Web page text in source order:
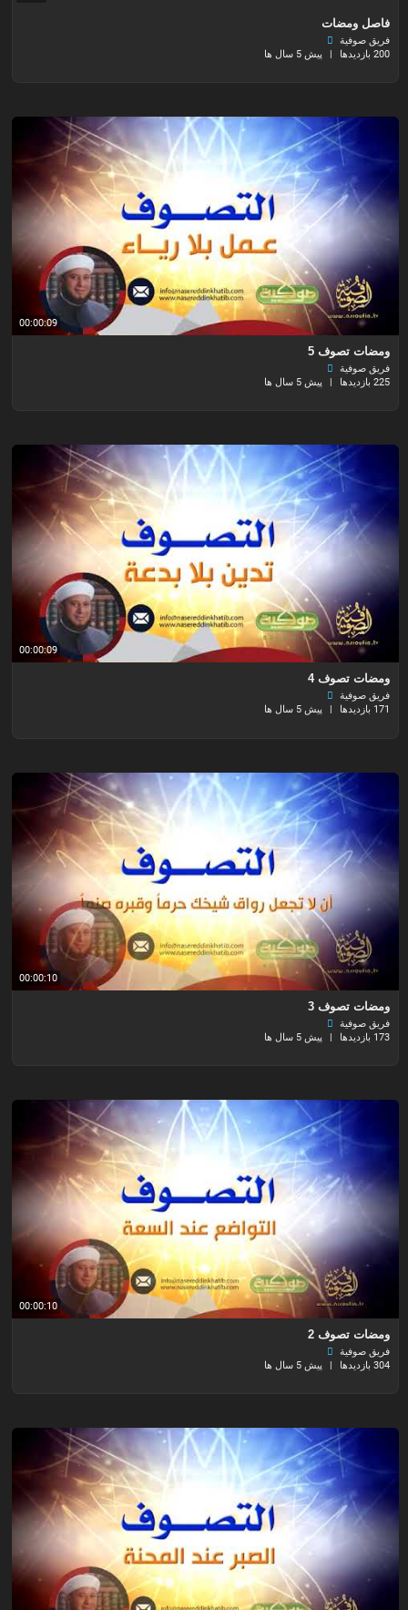
⁣فاصل ومضات
فريق صوفية
200 بازدیدها
| پیش 5 سال ها
00:00:09
ومضات تصوف 5
فريق صوفية
225 بازدیدها
| پیش 5 سال ها
00:00:09
ومضات تصوف 4
فريق صوفية
171 بازدیدها
| پیش 5 سال ها
00:00:10
ومضات تصوف 3
فريق صوفية
173 بازدیدها
| پیش 5 سال ها
00:00:10
ومضات تصوف 2
فريق صوفية
304 بازدیدها
| پیش 5 سال ها